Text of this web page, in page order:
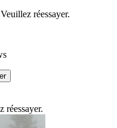
réessayer.
réessayer.